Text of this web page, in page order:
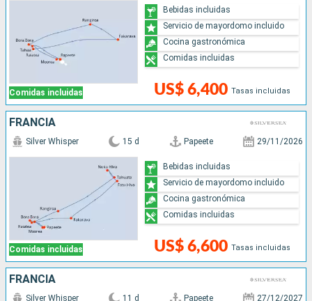
Comidas incluidas US$ 6,400 Tasas incluidas
Bebidas incluidas
Servicio de mayordomo incluido
Cocina gastronómica
Comidas incluidas
FRANCIA
Comidas incluidas
Silver Whisper 15 d Papeete 29/11/2026
US$ 6,600 Tasas incluidas
Bebidas incluidas
Servicio de mayordomo incluido
Cocina gastronómica
Comidas incluidas
FRANCIA
Silver Whisper 11 d Papeete 27/12/2027